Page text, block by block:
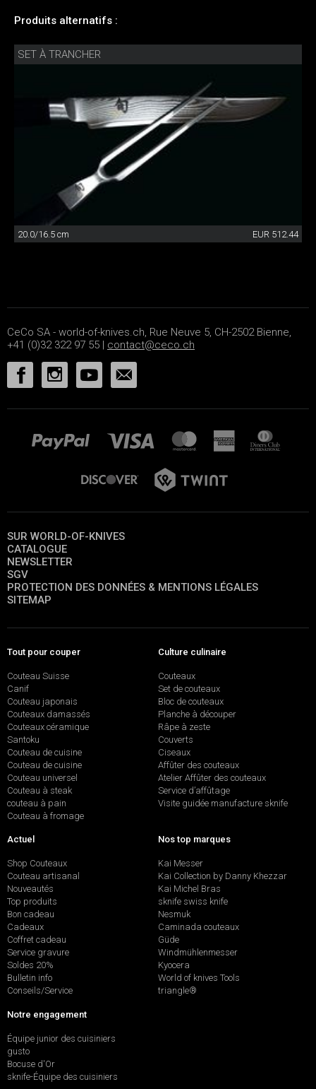
Produits alternatifs :
SET À TRANCHER
20.0/16.5 cm EUR 512.44
CeCo SA - world-of-knives.ch, Rue Neuve 5, CH-2502 Bienne,
+41 (0)32 322 97 55 | contact@ceco.ch
SUR WORLD-OF-KNIVES
CATALOGUE
NEWSLETTER
SGV
PROTECTION DES DONNÉES & MENTIONS LÉGALES
SITEMAP
Tout pour couper
Couteau Suisse
Canif
Couteau japonais
Couteaux damassés
Couteaux céramique
Santoku
Couteau de cuisine
Couteau de cuisine
Couteau universel
Couteau à steak
couteau à pain
Couteau à fromage
Culture culinaire
Couteaux
Set de couteaux
Bloc de couteaux
Planche à découper
Râpe à zeste
Couverts
Ciseaux
Affûter des couteaux
Atelier Affûter des couteaux
Service d’affûtage
Visite guidée manufacture sknife
Actuel
Shop Couteaux
Couteau artisanal
Nouveautés
Top produits
Bon cadeau
Cadeaux
Coffret cadeau
Service gravure
Soldes 20%
Bulletin info
Conseils/Service
Nos top marques
Kai Messer
Kai Collection by Danny Khezzar
Kai Michel Bras
sknife swiss knife
Nesmuk
Caminada couteaux
Güde
Windmühlenmesser
Kyocera
World of knives Tools
triangle®
Notre engagement
Équipe junior des cuisiniers
gusto
Bocuse d'Or
sknife-Équipe des cuisiniers